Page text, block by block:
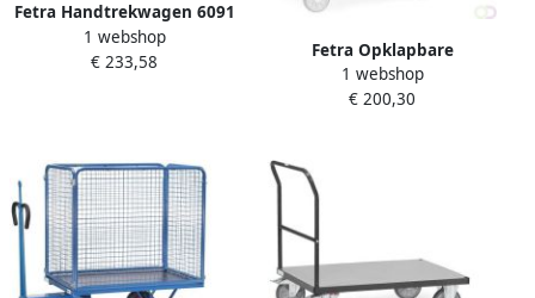
Fetra Handtrekwagen 6091
verzinkt Laadvlak van
watervast multiplex
1 webshop
€ 233,58
Fetra Opklapbare
duwbeugel Meerprijs
1 webshop
€ 200,30